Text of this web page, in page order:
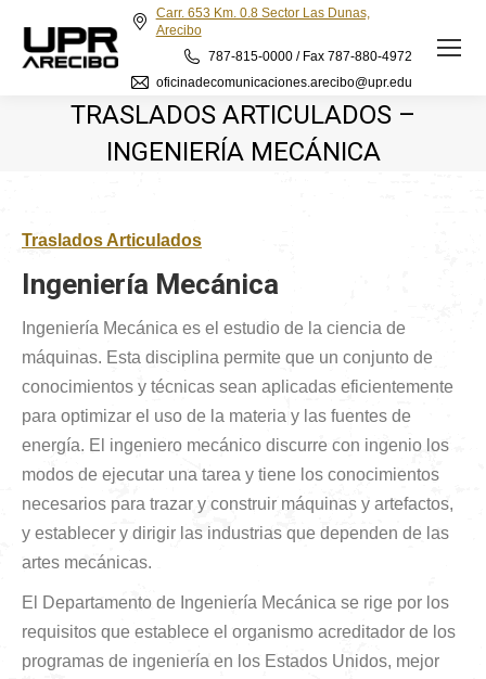
Carr. 653 Km. 0.8 Sector Las Dunas,
Arecibo
787-815-0000 / Fax 787-880-4972
oficinadecomunicaciones.arecibo@upr.edu
TRASLADOS ARTICULADOS –
INGENIERÍA MECÁNICA
Traslados Articulados
Ingeniería Mecánica
Ingeniería Mecánica es el estudio de la ciencia de
máquinas. Esta disciplina permite que un conjunto de
conocimientos y técnicas sean aplicadas eficientemente
para optimizar el uso de la materia y las fuentes de
energía. El ingeniero mecánico discurre con ingenio los
modos de ejecutar una tarea y tiene los conocimientos
necesarios para trazar y construir máquinas y artefactos,
y establecer y dirigir las industrias que dependen de las
artes mecánicas.
El Departamento de Ingeniería Mecánica se rige por los
requisitos que establece el organismo acreditador de los
programas de ingeniería en los Estados Unidos, mejor